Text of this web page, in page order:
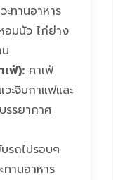
ะทานอาหาร
อมนัว ไก่ย่าง
ฟ่): คาเฟ่
ะจิบกาแฟและ
รรยากาศ
รถไปรอบๆ
านอาหาร